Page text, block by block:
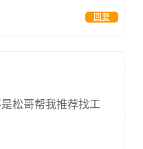
回复
松哥帮我推荐找工